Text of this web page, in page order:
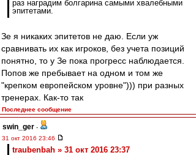
раз наградим болгарина самыми хвалебными
эпитетами.
Зе я никаких эпитетов не даю. Если уж
сравнивать их как игроков, без учета позиций
понятно, то у Зе пока прогресс наблюдается.
Попов же пребывает на одном и том же
"крепком европейском уровне"))) при разных
тренерах. Как-то так
Последнее сообщение
swin_ger -
31 окт 2016 23:46
traubenbah » 31 окт 2016 23:37